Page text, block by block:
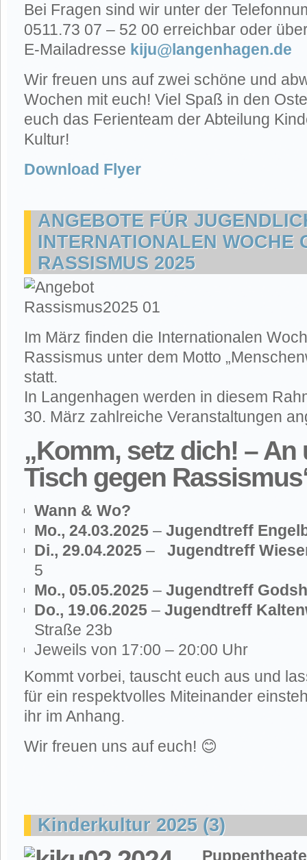
Bei Fragen sind wir unter der
0511.73 07 – 52 00 erreichbar oder
E-Mailadresse kiju@langenhagen.de
Wir freuen uns auf zwei schöne und
Wochen mit euch! Viel Spaß in den
euch das Ferienteam der Abteilung
Kultur!
Download Flyer
ANGEBOTE FÜR
INTERNATIONALEN WOCHE
RASSISMUS 2025
Im März finden die Internationalen
Rassismus unter dem Motto
statt.
In Langenhagen werden in diesem
30. März zahlreiche Veranstaltungen
„Komm, setz dich! – An
Tisch gegen
Wann & Wo?
Mo., 24.03.2025 – Jugendtreff
Di., 29.04.2025 – Jugendtreff
5
Mo., 05.05.2025 – Jugendtreff
Do., 19.06.2025 – Jugendtreff
Straße 23b
Jeweils von 17:00 – 20:00 Uhr
Kommt vorbei, tauscht euch aus und
für ein respektvolles Miteinander
ihr im Anhang.
Wir freuen uns auf euch! 😊
Kinderkultur 2025 (3)